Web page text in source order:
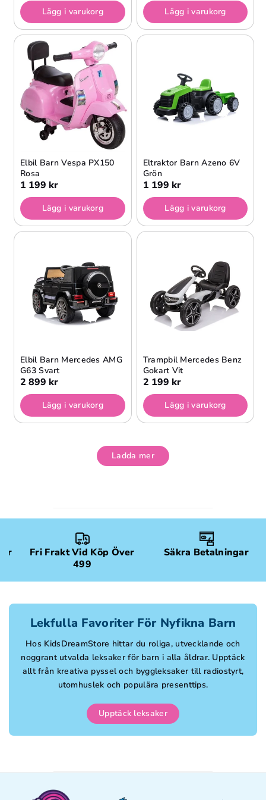
Lägg i varukorg Lägg i varukorg
Elbil Barn Vespa PX150
Rosa
1 199 kr
Lägg i varukorg
Eltraktor Barn Azeno 6V
Grön
1 199 kr
Lägg i varukorg
Elbil Barn Mercedes AMG
G63 Svart
2 899 kr
Lägg i varukorg
Trampbil Mercedes Benz
Gokart Vit
2 199 kr
Lägg i varukorg
Ladda mer
Fri Frakt Vid Köp Över
499
Säkra Betalningar
Lekfulla Favoriter För Nyfikna Barn
Hos KidsDreamStore hittar du roliga, utvecklande och
noggrant utvalda leksaker för barn i alla åldrar. Upptäck
allt från kreativa pyssel och byggleksaker till radiostyrt,
utomhuslek och populära presenttips.
Upptäck leksaker